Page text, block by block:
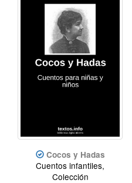
Cocos y Hadas
Cuentos infantiles,
Colección